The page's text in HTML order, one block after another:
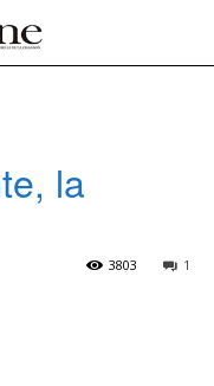
la
1
3803